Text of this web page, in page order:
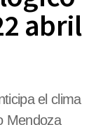
abril
el clima
Mendoza